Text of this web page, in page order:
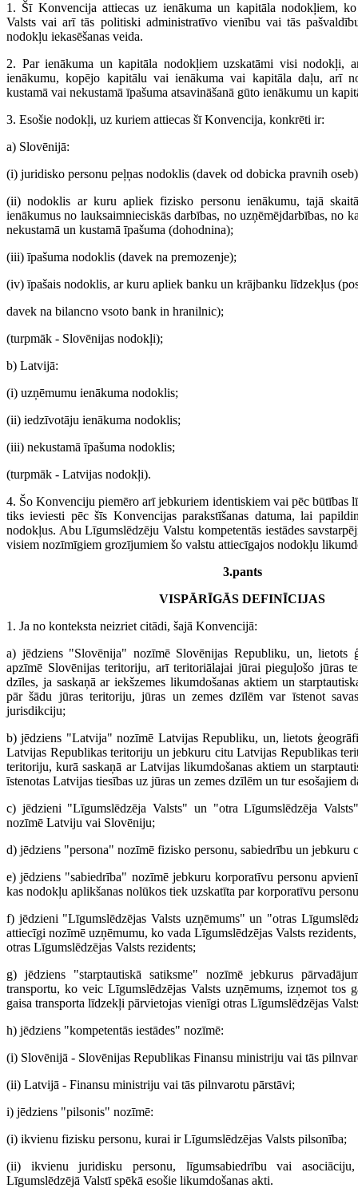
1. Šī Konvencija attiecas uz ienākuma un kapitāla nodokļiem, ko
Valsts vai arī tās politiski administratīvo vienību vai tās
nodokļu iekasēšanas veida.
2. Par ienākuma un kapitāla nodokļiem uzskatāmi visi nodokļi,
ienākumu, kopējo kapitālu vai ienākuma vai kapitāla daļu, arī
kustamā vai nekustamā īpašuma atsavināšanā gūto ienākumu un
3. Esošie nodokļi, uz kuriem attiecas šī Konvencija, konkrēti ir:
a) Slovēnijā:
(i) juridisko personu peļņas nodoklis (davek od dobicka pravnih
(ii) nodoklis ar kuru apliek fizisko personu ienākumu, tajā
ienākumus no lauksaimnieciskās darbības, no uzņēmējdarbības, no
nekustamā un kustamā īpašuma (dohodnina);
(iii) īpašuma nodoklis (davek na premozenje);
(iv) īpašais nodoklis, ar kuru apliek banku un krājbanku līdzekļus
davek na bilancno vsoto bank in hranilnic);
(turpmāk - Slovēnijas nodokļi);
b) Latvijā:
(i) uzņēmumu ienākuma nodoklis;
(ii) iedzīvotāju ienākuma nodoklis;
(iii) nekustamā īpašuma nodoklis;
(turpmāk - Latvijas nodokļi).
4. Šo Konvenciju piemēro arī jebkuriem identiskiem vai pēc būtības
tiks ieviesti pēc šīs Konvencijas parakstīšanas datuma, lai
nodokļus. Abu Līgumslēdzēju Valstu kompetentās iestādes
visiem nozīmīgiem grozījumiem šo valstu attiecīgajos nodokļu
3.pants
VISPĀRĪGĀS DEFINĪCIJAS
1. Ja no konteksta neizriet citādi, šajā Konvencijā:
a) jēdziens "Slovēnija" nozīmē Slovēnijas Republiku, un, lietots
apzīmē Slovēnijas teritoriju, arī teritoriālajai jūrai pieguļošo jūras
dzīles, ja saskaņā ar iekšzemes likumdošanas aktiem un
pār šādu jūras teritoriju, jūras un zemes dzīlēm var īstenot
jurisdikciju;
b) jēdziens "Latvija" nozīmē Latvijas Republiku, un, lietots
Latvijas Republikas teritoriju un jebkuru citu Latvijas Republikas
teritoriju, kurā saskaņā ar Latvijas likumdošanas aktiem un
īstenotas Latvijas tiesības uz jūras un zemes dzīlēm un tur esošajiem
c) jēdzieni "Līgumslēdzēja Valsts" un "otra Līgumslēdzēja
nozīmē Latviju vai Slovēniju;
d) jēdziens "persona" nozīmē fizisko personu, sabiedrību un jebkuru
e) jēdziens "sabiedrība" nozīmē jebkuru korporatīvu personu
kas nodokļu aplikšanas nolūkos tiek uzskatīta par korporatīvu
f) jēdzieni "Līgumslēdzējas Valsts uzņēmums" un "otras
attiecīgi nozīmē uzņēmumu, ko vada Līgumslēdzējas Valsts
otras Līgumslēdzējas Valsts rezidents;
g) jēdziens "starptautiskā satiksme" nozīmē jebkurus
transportu, ko veic Līgumslēdzējas Valsts uzņēmums, izņemot tos
gaisa transporta līdzekļi pārvietojas vienīgi otras Līgumslēdzējas
h) jēdziens "kompetentās iestādes" nozīmē:
(i) Slovēnijā - Slovēnijas Republikas Finansu ministriju vai tās
(ii) Latvijā - Finansu ministriju vai tās pilnvarotu pārstāvi;
i) jēdziens "pilsonis" nozīmē:
(i) ikvienu fizisku personu, kurai ir Līgumslēdzējas Valsts pilsonība;
(ii) ikvienu juridisku personu, līgumsabiedrību vai
Līgumslēdzējā Valstī spēkā esošie likumdošanas akti.